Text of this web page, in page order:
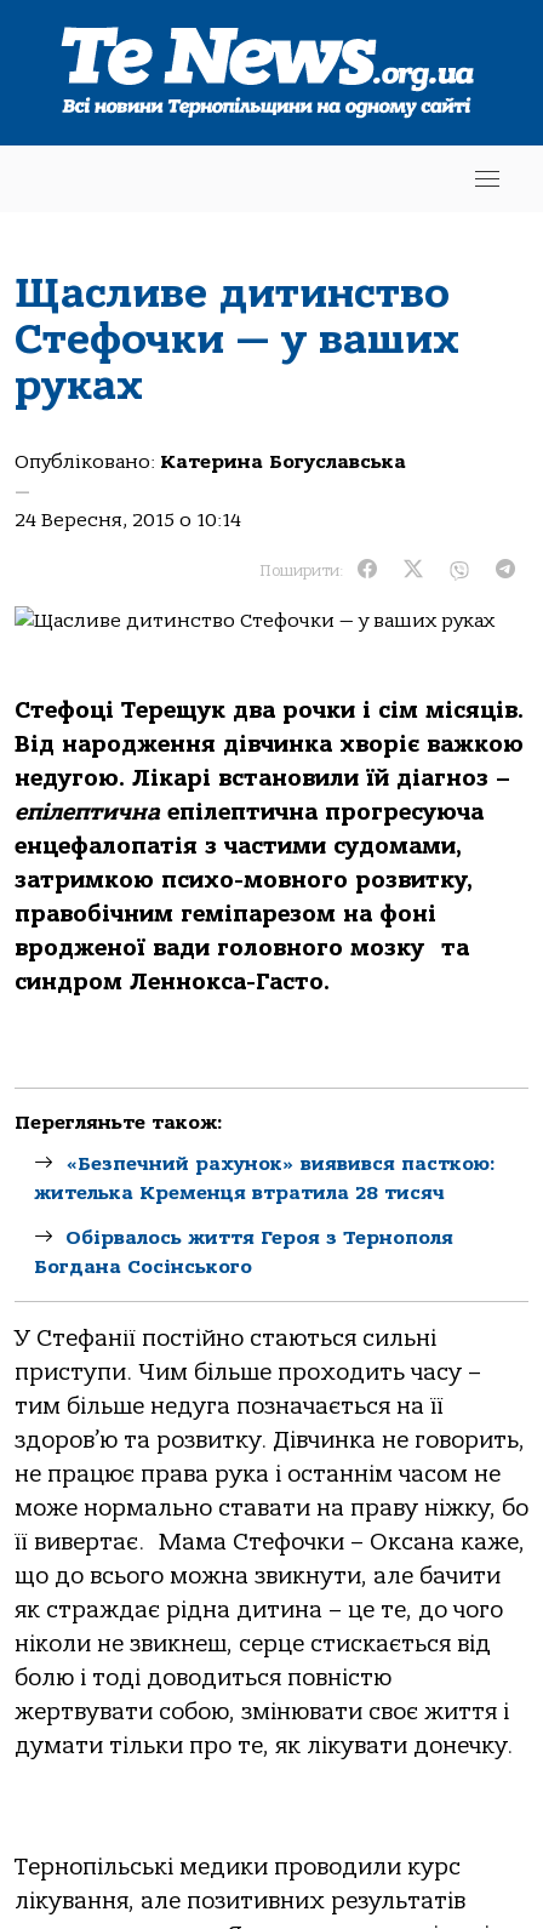
Щасливе дитинство
Стефочки — у ваших
руках
Опубліковано: Катерина Богуславська
—
24 Вересня, 2015 о 10:14
Поширити:
Стефоці Терещук два рочки і сім місяців.
Від народження дівчинка хворіє важкою
недугою. Лікарі встановили їй діагноз –
епілептична епілептична прогресуюча
енцефалопатія з частими судомами,
затримкою психо-мовного розвитку,
правобічним геміпарезом на фоні
вродженої вади головного мозку та
синдром Леннокса-Гасто.
Перегляньте також:
«Безпечний рахунок» виявився пасткою:
жителька Кременця втратила 28 тисяч
Обірвалось життя Героя з Тернополя
Богдана Сосінського
У Стефанії постійно стаються сильні
приступи. Чим більше проходить часу –
тим більше недуга позначається на її
здоров’ю та розвитку. Дівчинка не говорить,
не працює права рука і останнім часом не
може нормально ставати на праву ніжку, бо
її вивертає. Мама Стефочки – Оксана каже,
що до всього можна звикнути, але бачити
як страждає рідна дитина – це те, до чого
ніколи не звикнеш, серце стискається від
болю і тоді доводиться повністю
жертвувати собою, змінювати своє життя і
думати тільки про те, як лікувати донечку.
Тернопільські медики проводили курс
лікування, але позитивних результатів